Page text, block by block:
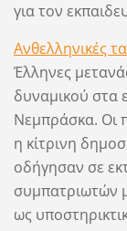
για τον
Ανθελληνικές
Έλληνες
δυναμικού στα
Νεμπράσκα. Οι
η κίτρινη
οδήγησαν σε
συμπατριωτών
ως